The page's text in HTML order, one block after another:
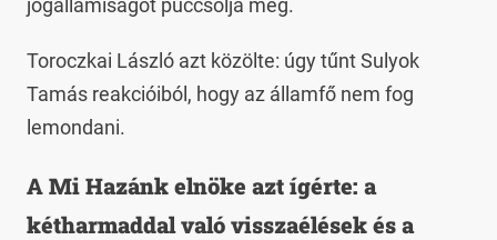
jogállamiságot puccsolja meg.
Toroczkai László azt közölte: úgy tűnt Sulyok
Tamás reakcióiból, hogy az államfő nem fog
lemondani.
A Mi Hazánk elnöke azt ígérte: a
kétharmaddal való visszaélések és a